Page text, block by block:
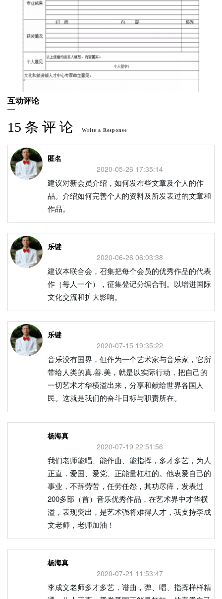
互动评论
15 条 评 论 Write a Response
匿名
2020-05-26 17:35:14
建议对新会员介绍，如何发布些文章及个人的作
品。介绍如何完善个人的资料及所发表过的文章和
作品。
乐键
2020-06-26 06:03:38
建议本联合会，召集把每个会员的优秀作品的代表
作（每人一个），征集登记分编合刊。以增进国际
文化交流和扩大影响。
乐键
2020-07-15 19:35:22
音乐没有国界，但作为一个艺术家与音乐家，它所
带给人类的真.善.美，就是以实际行动，把自己的
一切艺术才华横溢出来，分享和献给世界各国人
民。这就是我们的奋斗目标与职责所在。
杨海真
2020-07-19 22:51:56
我们老师能唱、能作曲、能指挥，多才多艺，为人
正直，爱国、爱党、正能量杠杠的。他衷爱自己的
事业，不辞劳苦，任劳任怨，其功尽瘁，发表过
200多部（首）音乐优秀作品，在艺术界中才华横
溢，表现突出，是艺术强将难得人才，我支持李成
文老师，老师加油！
杨海真
2020-07-21 11:53:47
李成文老师多才多艺，谱曲，弹、唱、指挥样样精